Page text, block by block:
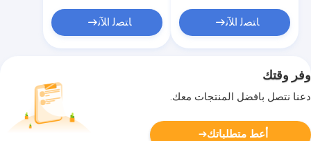
ﺎﺘﺼﻟ ﺍﻶﻧ ﺎﺘﺼﻟ ﺍﻶﻧ
وفر وقتك
دعنا نتصل بأفضل المنتجات معك.
أعط متطلباتك